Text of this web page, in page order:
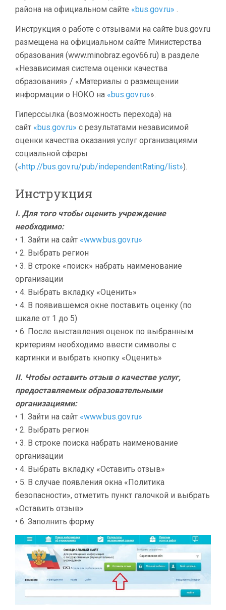
района на официальном сайте «bus.gov.ru» .
Инструкция о работе с отзывами на сайте bus.gov.ru
размещена на официальном сайте Министерства
образования (www.minobraz.egov66.ru) в разделе
«Независимая система оценки качества
образования» / «Материалы о размещении
информации о НОКО на «bus.gov.ru»».
Гиперссылка (возможность перехода) на
сайт «bus.gov.ru» с результатами независимой
оценки качества оказания услуг организациями
социальной сферы
(«http://bus.gov.ru/pub/independentRating/list»).
Инструкция
I. Для того чтобы оценить учреждение
необходимо:
• 1. Зайти на сайт «www.bus.gov.ru»
• 2. Выбрать регион
• 3. В строке «поиск» набрать наименование
организации
• 4. Выбрать вкладку «Оценить»
• 4. В появившемся окне поставить оценку (по
шкале от 1 до 5)
• 6. После выставления оценок по выбранным
критериям необходимо ввести символы с
картинки и выбрать кнопку «Оценить»
II. Чтобы оставить отзыв о качестве услуг,
предоставляемых образовательными
организациями:
• 1. Зайти на сайт «www.bus.gov.ru»
• 2. Выбрать регион
• 3. В строке поиска набрать наименование
организации
• 4. Выбрать вкладку «Оставить отзыв»
• 5. В случае появления окна «Политика
безопасности», отметить пункт галочкой и выбрать
«Оставить отзыв»
• 6. Заполнить форму